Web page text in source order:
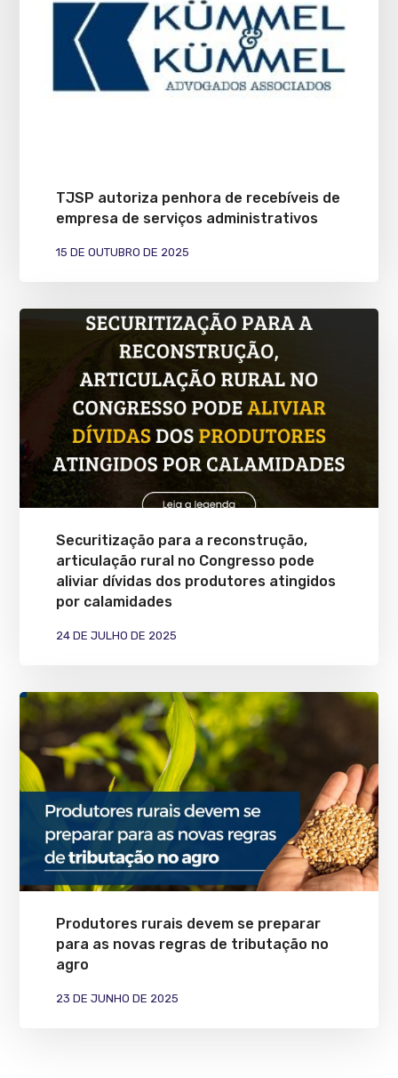
TJSP autoriza penhora de recebíveis de
empresa de serviços administrativos
15 DE OUTUBRO DE 2025
Securitização para a reconstrução,
articulação rural no Congresso pode
aliviar dívidas dos produtores atingidos
por calamidades
24 DE JULHO DE 2025
Produtores rurais devem se preparar
para as novas regras de tributação no
agro
23 DE JUNHO DE 2025